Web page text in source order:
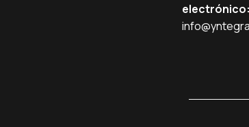
electrónico: